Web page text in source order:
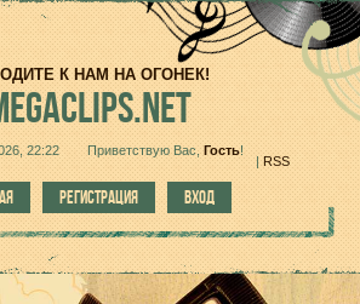
К НАМ НА ОГОНЕК!
22:22 Приветствую Вас Гость!
|RSS
РЕГИСТРАЦИЯ ВХОД